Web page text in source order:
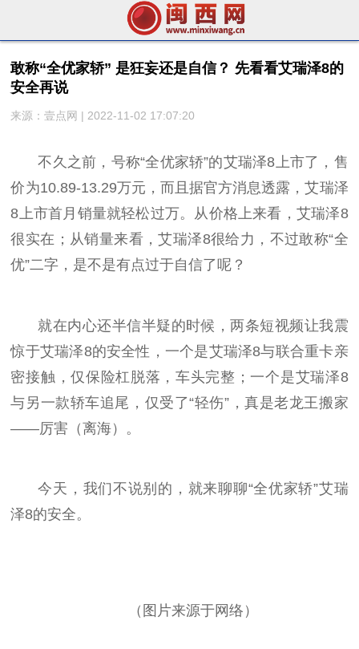
敢称“全优家轿” 是狂妄还是自信？ 先看看艾瑞泽8的
安全再说
来源：壹点网 | 2022-11-02 17:07:20
不久之前，号称“全优家轿”的艾瑞泽8上市了，售
价为10.89-13.29万元，而且据官方消息透露，艾瑞泽
8上市首月销量就轻松过万。从价格上来看，艾瑞泽8
很实在；从销量来看，艾瑞泽8很给力，不过敢称“全
优”二字，是不是有点过于自信了呢？
就在内心还半信半疑的时候，两条短视频让我震
惊于艾瑞泽8的安全性 ，一个是艾瑞泽8与联合重卡亲
密接触，仅保险杠脱落，车头完整；一个是艾瑞泽8
与另一款轿车追尾，仅受了“轻伤”，真是老龙王搬家
——厉害（离海）。
今天，我们不说别的，就来聊聊“全优家轿”艾瑞
泽8的安全。
（图片来源于网络）